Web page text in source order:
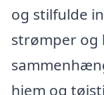
og stilfulde
strømper og
hjem og